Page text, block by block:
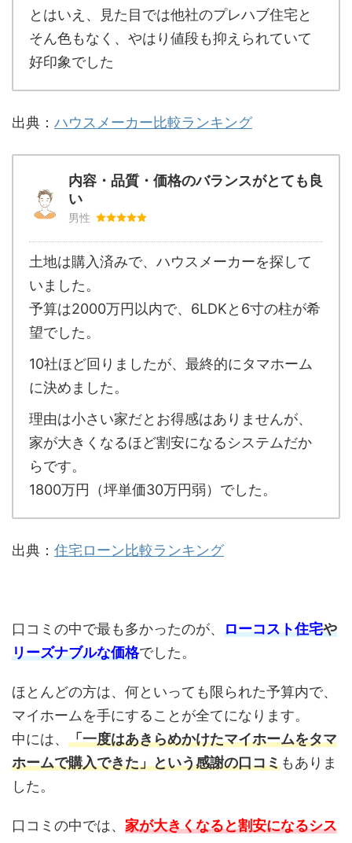
とはいえ、見た目では他社のプレハブ住宅と
そん色もなく、やはり値段も抑えられていて
好印象でした
出典： ハウスメーカー比較ランキング
内容・品質・価格のバランスがとても良
い
男性
土地は購入済みで、ハウスメーカーを探して
いました。
予算は2000万円以内で、6LDKと6寸の柱が希
望でした。
10社ほど回りましたが、最終的にタマホーム
に決めました。
理由は小さい家だとお得感はありませんが、
家が大きくなるほど割安になるシステムだか
らです。
1800万円（坪単価30万円弱）でした。
出典： 住宅ローン比較ランキング
口コミの中で最も多かったのが、 ローコスト住宅や
リーズナブルな価格でした。
ほとんどの方は、何といっても限られた予算内で、
マイホームを手にすることが全てになります。
中には、 「一度はあきらめかけたマイホームをタマ
ホームで購入できた」という感謝の口コミもありま
した。
口コミの中では、 家が大きくなると割安になるシス